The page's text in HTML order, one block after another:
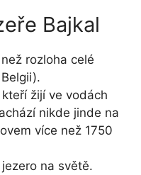
Bajkal
rozloha celé
žijí ve vodách
nikde jinde na
více než 1750
na světě.